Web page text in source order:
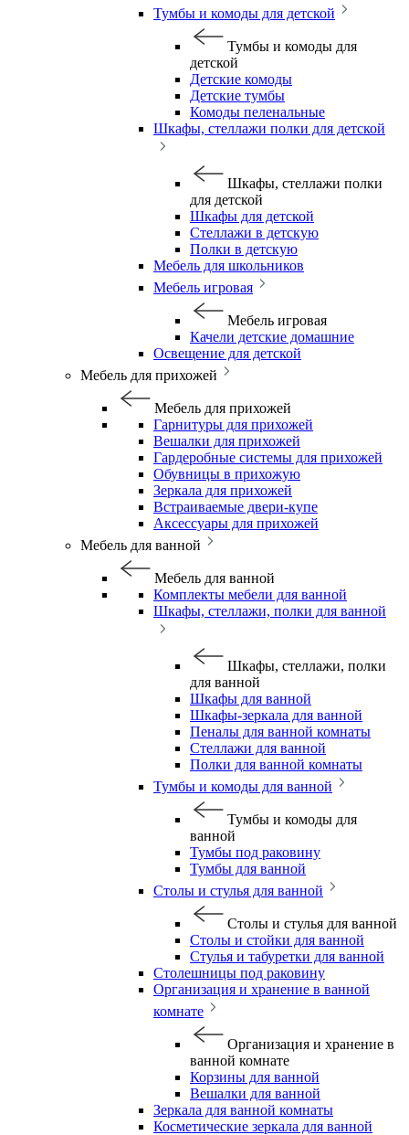
Тумбы и комоды для детской
Тумбы и комоды для
детской
Детские комоды
Детские тумбы
Комоды пеленальные
Шкафы, стеллажи полки для детской
Шкафы, стеллажи полки
для детской
Шкафы для детской
Стеллажи в детскую
Полки в детскую
Мебель для школьников
Мебель игровая
Мебель игровая
Качели детские домашние
Освещение для детской
Мебель для прихожей
Мебель для прихожей
Гарнитуры для прихожей
Вешалки для прихожей
Гардеробные системы для прихожей
Обувницы в прихожую
Зеркала для прихожей
Встраиваемые двери-купе
Аксессуары для прихожей
Мебель для ванной
Мебель для ванной
Комплекты мебели для ванной
Шкафы, стеллажи, полки для ванной
Шкафы, стеллажи, полки
для ванной
Шкафы для ванной
Шкафы-зеркала для ванной
Пеналы для ванной комнаты
Стеллажи для ванной
Полки для ванной комнаты
Тумбы и комоды для ванной
Тумбы и комоды для
ванной
Тумбы под раковину
Тумбы для ванной
Столы и стулья для ванной
Столы и стулья для ванной
Столы и стойки для ванной
Стулья и табуретки для ванной
Столешницы под раковину
Организация и хранение в ванной
комнате
Организация и хранение в
ванной комнате
Корзины для ванной
Вешалки для ванной
Зеркала для ванной комнаты
Косметические зеркала для ванной